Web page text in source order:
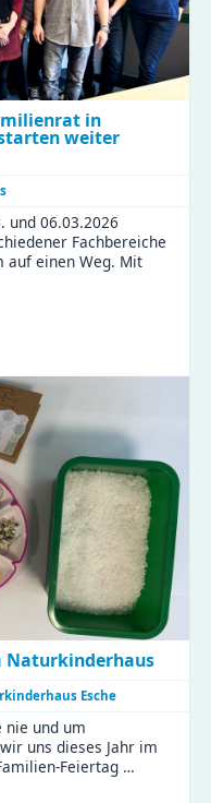
in
weiter
und 06.03.2026
Fachbereiche
auf einen Weg. Mit
Naturkinderhaus
Esche
und um
uns dieses Jahr im
Feiertag …